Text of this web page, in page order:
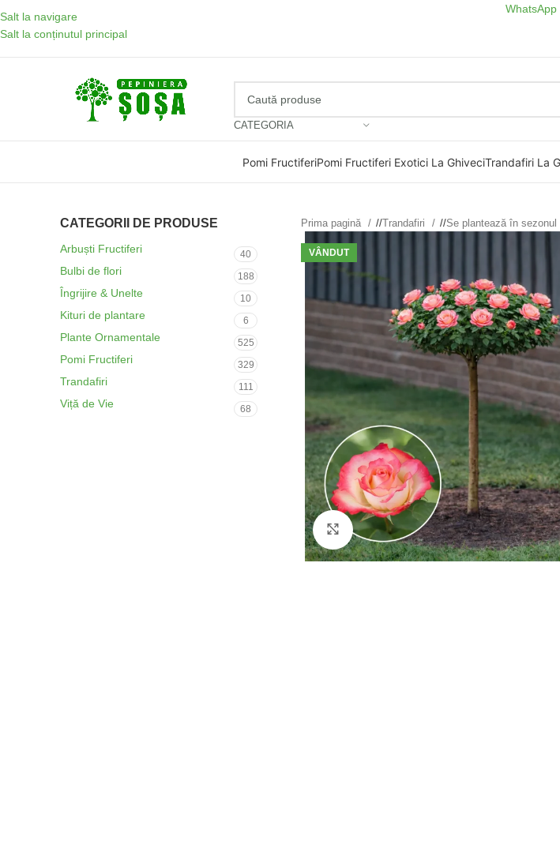
Salt la navigare
Salt la conținutul principal
WhatsApp
CATEGORIA
Pomi FructiferiPomi Fructiferi Exotici La GhiveciTrandafiri La
CATEGORII DE PRODUSE
Arbuști Fructiferi 40
Bulbi de flori 188
Îngrijire & Unelte 10
Kituri de plantare 6
Plante Ornamentale 525
Pomi Fructiferi 329
Trandafiri 111
Viță de Vie 68
Prima pagină / Trandafiri / Se plantează în sezonul
VÂNDUT
Fă clic pentru a mări